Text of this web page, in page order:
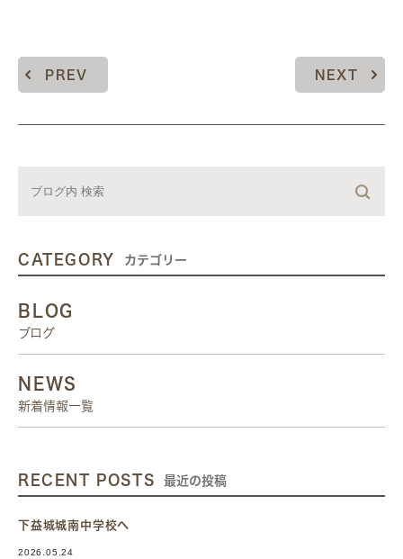
PREV NEXT
CATEGORY カテゴリー
BLOG
ブログ
NEWS
新着情報一覧
RECENT POSTS 最近の投稿
下益城城南中学校へ
2026.05.24